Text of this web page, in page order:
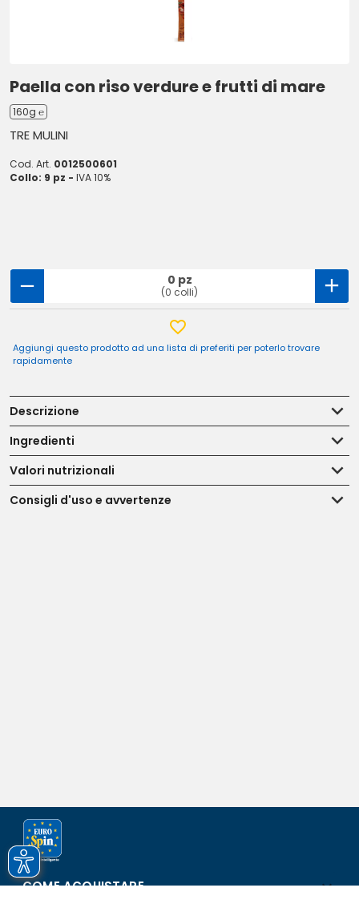
Paella con riso verdure e frutti di mare
160g ℮
TRE MULINI
Cod. Art. 0012500601
Collo: 9 pz - IVA 10%
0 pz
(0 colli)
Aggiungi questo prodotto ad una lista di preferiti per poterlo trovare
rapidamente
Descrizione
Ingredienti
Valori nutrizionali
Consigli d'uso e avvertenze
COME ACQUISTARE